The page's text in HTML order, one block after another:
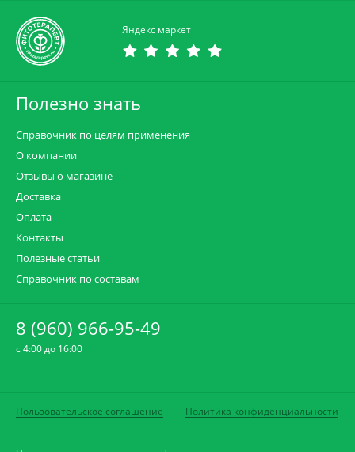
Яндекс маркет
Полезно знать
Справочник по целям применения
О компании
Отзывы о магазине
Доставка
Оплата
Контакты
Полезные статьи
Справочник по составам
8 (960) 966-95-49
c 4:00 до 16:00
Пользовательское соглашение Политика конфиденциальности